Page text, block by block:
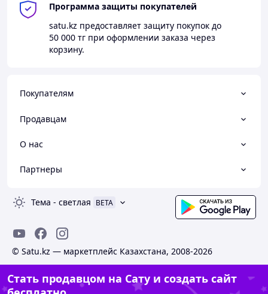
Программа защиты покупателей
satu.kz предоставляет защиту покупок до
50 000 тг при оформлении заказа через
корзину.
Покупателям
Продавцам
О нас
Партнеры
Тема - светлая BETA
© Satu.kz — маркетплейс Казахстана, 2008-2026
Стать продавцом на Сату и создать сайт